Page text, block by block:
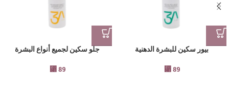
بيور سكين للبشرة الدهنية
⃁89
جلو سكين لجميع أنواع البشرة
⃁89